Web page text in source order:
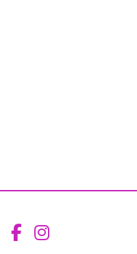
Aceder ao
Aceder ao